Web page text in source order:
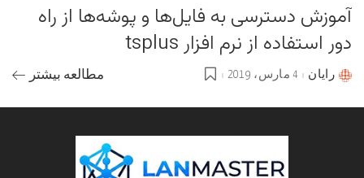
آموزش دسترسی به فایل‌ها و پوشه‌ها از راه
دور استفاده از نرم افزار tsplus
Postedرایان 4 مارس، 2019 مطالعه بیشتر